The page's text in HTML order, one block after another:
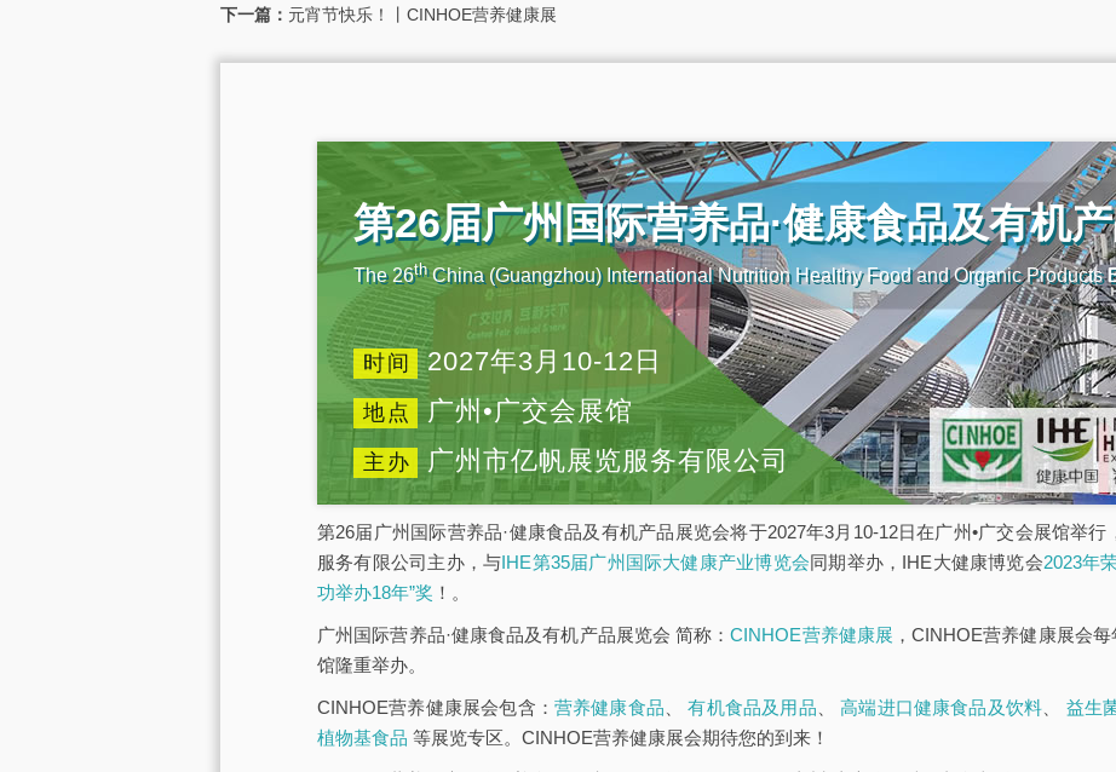
下一篇： 元宵节快乐！丨CINHOE营养健康展​
第26届广州国际营养品·健康食品及有机
The 26thChina (Guangzhou) International Nutrition Healthy Food and Organic Products
时间 2027年3月10-12日
地点 广州•广交会展馆
主办 广州市亿帆展览服务有限公司
第26届广州国际营养品·健康食品及有机产品展览会将于2027年3月10-12日在广州•广交会展馆举
服务有限公司主办，与IHE第35届广州国际大健康产业博览会同期举办，IHE大健康博览会2023年
功举办18年”奖 ！。
广州国际营养品·健康食品及有机产品展览会 简称：CINHOE营养健康展 ，CINHOE营养健康展会
馆隆重举办。
CINHOE营养健康展会包含： 营养健康食品 、有机食品及用品 、高端进口健康食品及饮料 益生
植物基食品 等展览专区。CINHOE营养健康展会期待您的到来！